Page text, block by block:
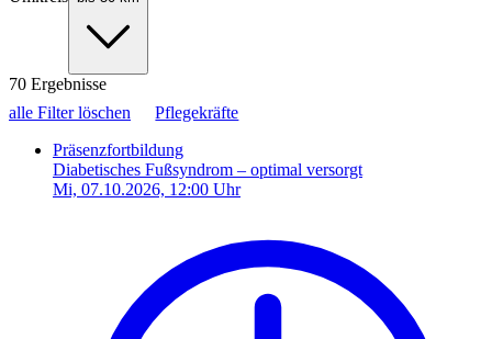
70 Ergebnisse
alle Filter löschen
Pflegekräfte
Präsenzfortbildung
Diabetisches Fußsyndrom – optimal versorgt
Mi, 07.10.2026, 12:00 Uhr